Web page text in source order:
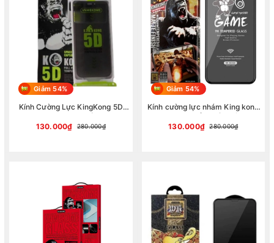
Giảm 54%
Kính Cường Lực KingKong 5D
dán thông minh, Chống Nhìn
130.000₫ 280.000₫
Giảm 54%
Kính cường lực nhám King kong
WTP-030 chống bám vân tay
thương hiệu WEKOME dành cho
130.000₫ 280.000₫